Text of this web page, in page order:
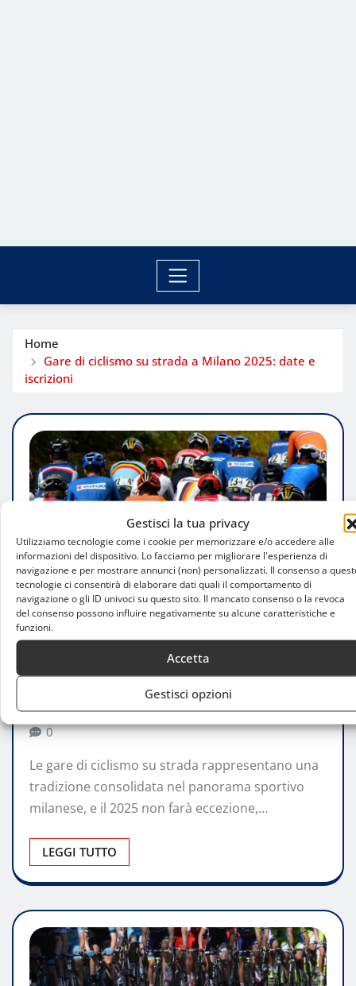
Gestisci la tua privacy
Utilizziamo tecnologie come i cookie per memorizzare e/o accedere alle
informazioni del dispositivo. Lo facciamo per migliorare l'esperienza di
navigazione e per mostrare annunci (non) personalizzati. Il consenso a
tecnologie ci consentirà di elaborare dati quali il comportamento di
navigazione o gli ID univoci su questo sito. Il mancato consenso o la revoca
del consenso possono influire negativamente su alcune caratteristiche e
funzioni.
Accetta
Gestisci opzioni
Home
Gare di ciclismo su strada a Milano 2025: date e
iscrizioni
ATTUALITÀ
Gare di ciclismo su strada a Milano 2025:
date e iscrizioni
Claudia Princess Ferrarini
Mar 26, 2025
0
Le gare di ciclismo su strada rappresentano una
tradizione consolidata nel panorama sportivo
milanese, e il 2025 non farà eccezione,…
LEGGI TUTTO